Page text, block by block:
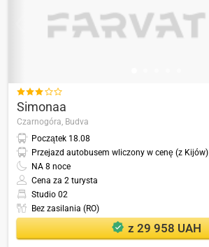

Simonaa
Czarnogóra, Budva
Początek 18.08
Przejazd autobusem wliczony w cenę (z Kijów)
NA 8 noce
Cena za 2 turysta
Studio 02
Bez zasilania (RO)
z 29 958 UAH